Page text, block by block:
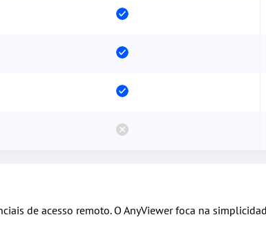
de acesso remoto. O AnyViewer foca na